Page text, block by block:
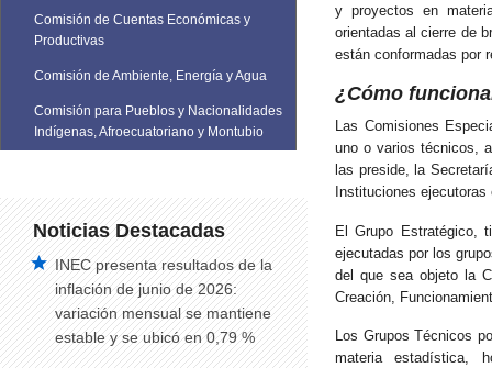
Comisión de Cuentas Económicas y
Productivas
Comisión de Ambiente, Energía y Agua
Comisión para Pueblos y Nacionalidades
Indígenas, Afroecuatoriano y Montubio
Noticias Destacadas
INEC presenta resultados de la
inflación de junio de 2026:
variación mensual se mantiene
estable y se ubicó en 0,79 %
y proyectos en
orientadas al cierre de
están conformadas por
¿Cómo
Las Comisiones
uno o varios técnicos,
las preside, la
Instituciones
El Grupo Estratégico,
ejecutadas por los
del que sea objeto la
Creación,
Los Grupos Técnicos
materia estadística,